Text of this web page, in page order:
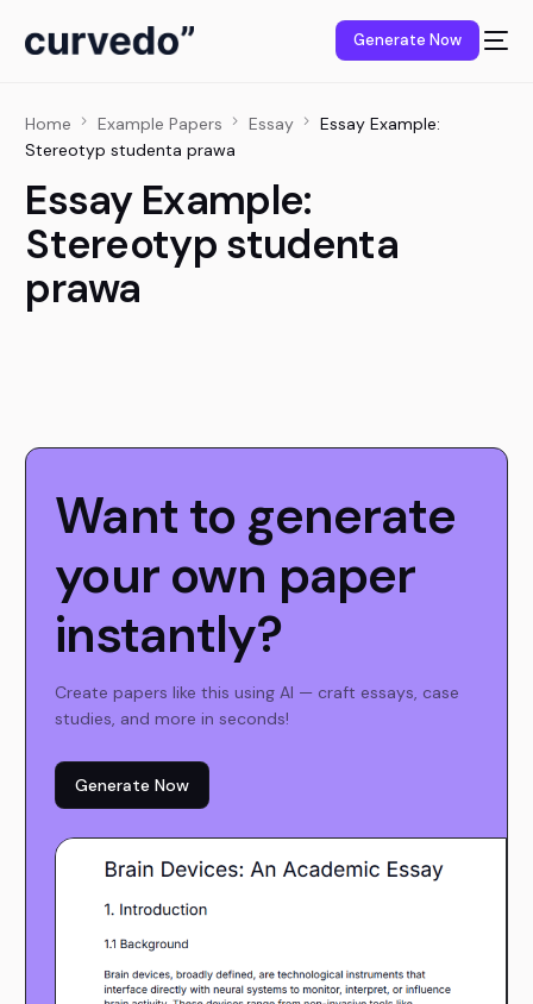
Generate Now
Home Example Papers Essay
Essay Example:
Stereotyp studenta prawa
Essay Example:
Stereotyp studenta
prawa
Want to generate
your own paper
instantly?
Create papers like this using AI — craft essays, case
studies, and more in seconds!
Generate Now